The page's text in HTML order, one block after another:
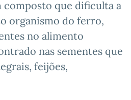
que dificulta a
organismo do ferro,
no alimento
nas sementes que
feijões,